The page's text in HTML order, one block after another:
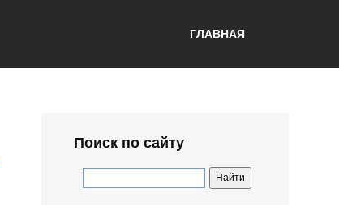
ГЛАВНАЯ
Поиск по сайту